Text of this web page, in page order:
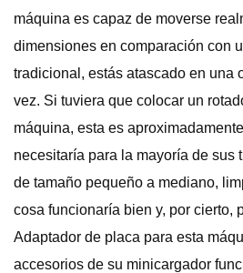
máquina es capaz de moverse
dimensiones en comparación con
tradicional, estás atascado en una
vez. Si tuviera que colocar un
máquina, esta es
necesitaría para la mayoría de sus
de tamaño pequeño a mediano,
cosa funcionaría bien y, por cierto,
Adaptador de placa para esta
accesorios de su minicargador